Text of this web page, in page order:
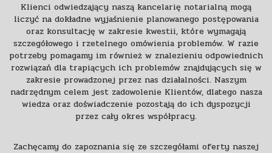
Klienci odwiedzający naszą kancelarię notarialną mogą
liczyć na dokładne wyjaśnienie planowanego postępowania
oraz konsultację w zakresie kwestii, które wymagają
szczegółowego i rzetelnego omówienia problemów. W razie
potrzeby pomagamy im również w znalezieniu odpowiednich
rozwiązań dla trapiących ich problemów znajdujących się w
zakresie prowadzonej przez nas działalności. Naszym
nadrzędnym celem jest zadowolenie Klientów, dlatego nasza
wiedza oraz doświadczenie pozostają do ich dyspozycji
przez cały okres współpracy.
Zachęcamy do zapoznania się ze szczegółami oferty naszej